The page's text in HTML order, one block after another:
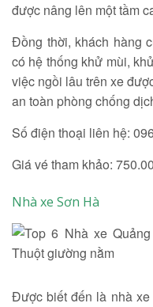
được nâng lên một tầm
Đồng thời, khách hàng
có hệ thống khử mùi,
việc ngồi lâu trên xe
an toàn phòng chống
Số điện thoại liên hệ:
Giá vé tham khảo:
Nhà xe Sơn Hà
Được biết đến là nhà